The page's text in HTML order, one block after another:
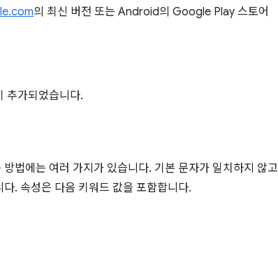
의 최신 버전 또는 Android의 Google Play 스토어
추가되었습니다.
법에는 여러 가지가 있습니다. 기본 문자가 일치하지 않고
. 속성은 다음 키워드 값을 포함합니다.